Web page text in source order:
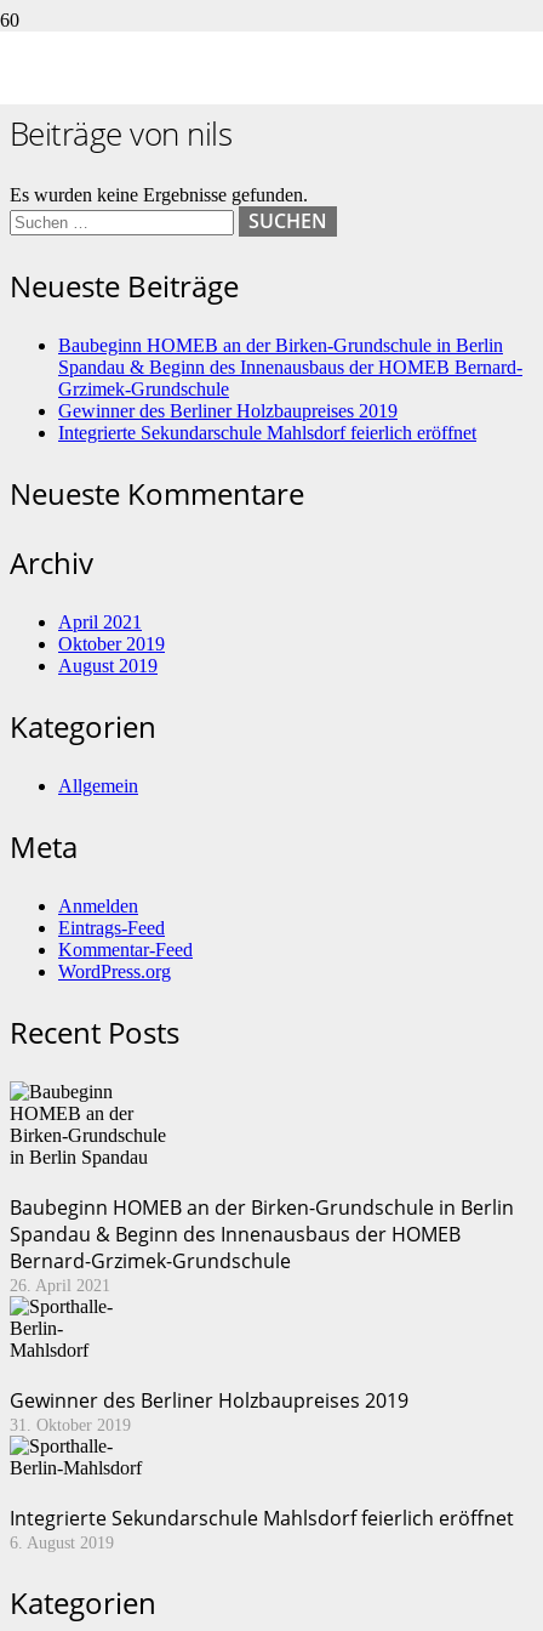
Beiträge von nils
Es wurden keine Ergebnisse gefunden.
Suchen
nach:
Neueste Beiträge
Baubeginn HOMEB an der Birken-Grundschule in Berlin
Spandau & Beginn des Innenausbaus der HOMEB Bernard-
Grzimek-Grundschule
Gewinner des Berliner Holzbaupreises 2019
Integrierte Sekundarschule Mahlsdorf feierlich eröffnet
Neueste Kommentare
Archiv
April 2021
Oktober 2019
August 2019
Kategorien
Allgemein
Meta
Anmelden
Eintrags-Feed
Kommentar-Feed
WordPress.org
Recent Posts
Baubeginn HOMEB an der Birken-Grundschule in Berlin
Spandau & Beginn des Innenausbaus der HOMEB
Bernard-Grzimek-Grundschule
26. April 2021
Gewinner des Berliner Holzbaupreises 2019
31. Oktober 2019
Integrierte Sekundarschule Mahlsdorf feierlich eröffnet
6. August 2019
Kategorien